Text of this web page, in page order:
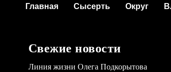
Главная Сысерть Округ
Свежие новости
Линия жизни Олега Подкорытова